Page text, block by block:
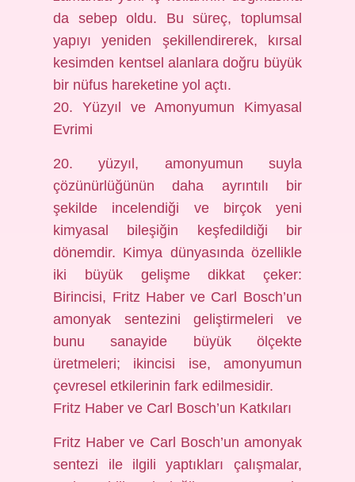
da sebep oldu. Bu süreç, toplumsal
yapıyı yeniden şekillendirerek, kırsal
kesimden kentsel alanlara doğru büyük
bir nüfus hareketine yol açtı.
20. Yüzyıl ve Amonyumun Kimyasal
Evrimi
20. yüzyıl, amonyumun suyla
çözünürlüğünün daha ayrıntılı bir
şekilde incelendiği ve birçok yeni
kimyasal bileşiğin keşfedildiği bir
dönemdir. Kimya dünyasında özellikle
iki büyük gelişme dikkat çeker:
Birincisi, Fritz Haber ve Carl Bosch’un
amonyak sentezini geliştirmeleri ve
bunu sanayide büyük ölçekte
üretmeleri; ikincisi ise, amonyumun
çevresel etkilerinin fark edilmesidir.
Fritz Haber ve Carl Bosch’un Katkıları
Fritz Haber ve Carl Bosch’un amonyak
sentezi ile ilgili yaptıkları çalışmalar,